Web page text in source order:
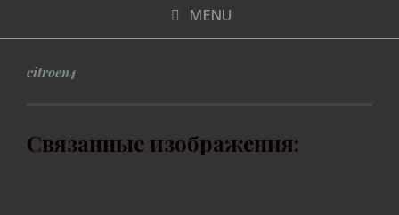
MENU
citroen4
Связанные изображения: